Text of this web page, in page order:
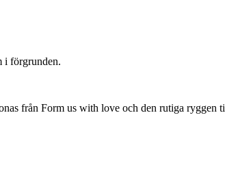
i förgrunden.
från Form us with love och den rutiga ryggen